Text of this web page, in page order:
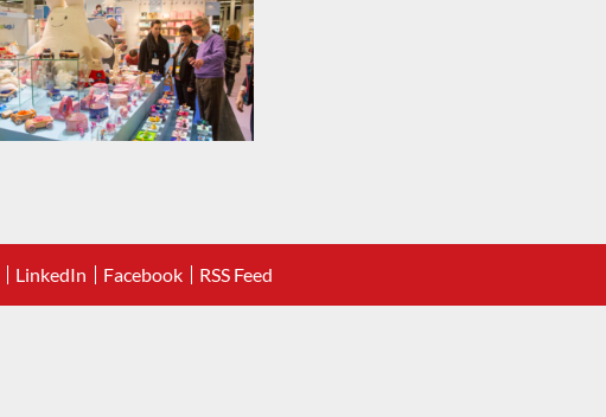
LinkedIn Facebook RSS Feed